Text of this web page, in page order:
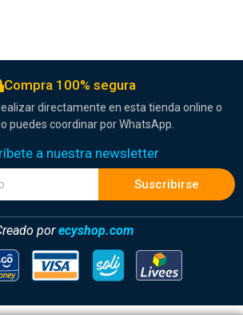
Compra 100% segura
directamente en esta tienda online o
puedes coordinar por WhatsApp.
a nuestra newsletter
Suscribirse
porecyshop.com